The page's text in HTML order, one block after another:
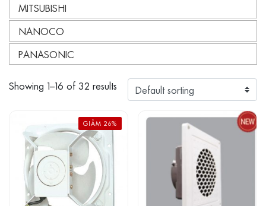
MITSUBISHI
NANOCO
PANASONIC
Showing 1–16 of 32 results
GIẢM 26%